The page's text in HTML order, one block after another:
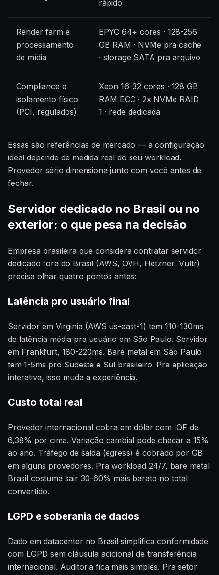
rápido
Render farm e
processamento
de mídia
EPYC 64+ cores · 128-256
GB RAM · NVMe pra cache
· storage SATA pra arquivo
Compliance e
isolamento físico
(PCI, regulados)
Xeon 16-32 cores · 128 GB
RAM ECC · 2x NVMe RAID
1 · rede dedicada
Essas são referências de mercado — a configuração
ideal depende de medida real do seu workload.
Provedor sério dimensiona junto com você antes de
fechar.
Servidor dedicado no Brasil ou no
exterior: o que pesa na decisão
Empresa brasileira que considera contratar servidor
dedicado fora do Brasil (AWS, OVH, Hetzner, Vultr)
precisa olhar quatro pontos antes:
Latência pro usuário final
Servidor em Virginia (AWS us-east-1) tem 110-130ms
de latência média pra usuário em São Paulo. Servidor
em Frankfurt, 180-220ms. Bare metal em São Paulo
tem 1-5ms pro Sudeste e Sul brasileiro. Pra aplicação
interativa, isso muda a experiência.
Custo total real
Provedor internacional cobra em dólar com IOF de
6,38% por cima. Variação cambial pode chegar a 15%
ao ano. Tráfego de saída (egress) é cobrado por GB
em alguns provedores. Pra workload 24/7, bare metal
Brasil costuma sair 30-60% mais barato no total
convertido.
LGPD e soberania de dados
Dado em datacenter no Brasil simplifica conformidade
com LGPD sem cláusula adicional de transferência
internacional. Auditoria fica mais simples. Pra setor